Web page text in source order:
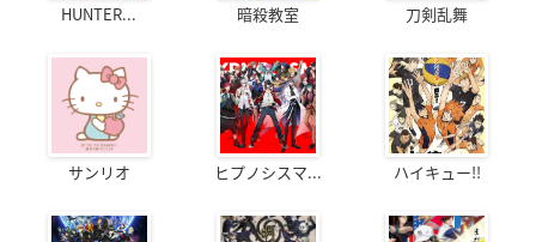
HUNTER... 暗殺教室 刀剣乱舞
サンリオ ヒプノシスマ... ハイキュー!!